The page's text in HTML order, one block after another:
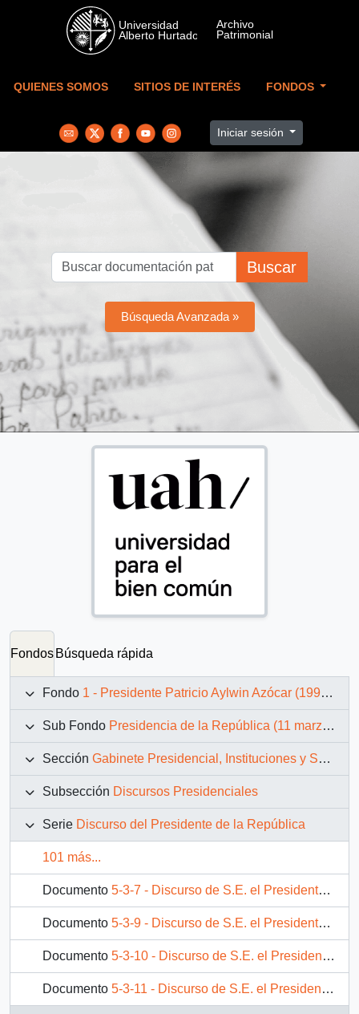
Skip to main content
QUIENES SOMOS SITIOS DE INTERÉS FONDOS
Iniciar sesión
Buscar
Búsqueda Avanzada »
Fondos Búsqueda rápida
Fondo 1 - Presidente Patricio Aylwin Azócar (1990-1994)
Sub Fondo Presidencia de la República (11 marzo 1990 – 11 marzo 1994)
Sección Gabinete Presidencial, Instituciones y Servicios
Subsección Discursos Presidenciales
Serie Discurso del Presidente de la República
101 más...
Documento 5-3-7 - Discurso de S.E. el Presidente de la República, D. Patricio Aylwin Azocar, en reunión con la comunidad mapuche de Pitrufquen.
Documento 5-3-9 - Discurso de S.E. el Presidente de la República, D. Patricio Aylwin Azocar, en 30 aniversario del Instituto de Promoción Agraria - INPROA
Documento 5-3-10 - Discurso de S.E. el Presidente de la República, D. Patricio Aylwin Azocar,en el VIII Congreso de la Federación Latinoamericana de Magistrados.
Documento 5-3-11 - Discurso de S.E. el Presidente de la República, D. Patricio Aylwin Azocar, en ceremonia aniversario del Ministerio de Obras Públicas.